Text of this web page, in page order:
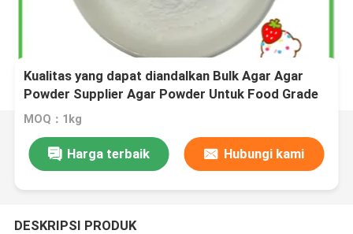
Kualitas yang dapat diandalkan Bulk Agar Agar
Powder Supplier Agar Powder Untuk Food Grade
MOQ：1kg
Harga terbaik Hubungi kami
DESKRIPSI PRODUK